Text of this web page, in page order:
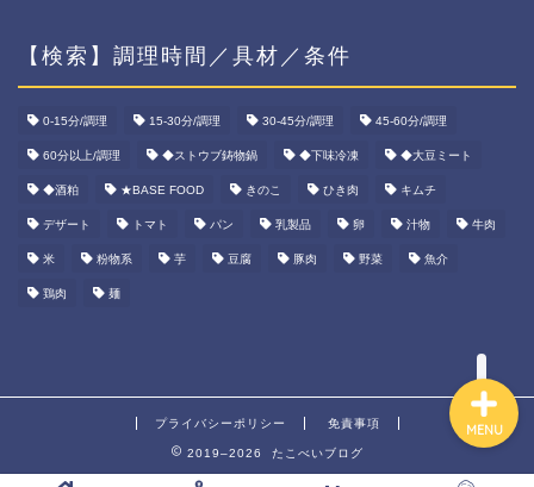
【検索】調理時間／具材／条件
0-15分/調理 15-30分/調理 30-45分/調理 45-60分/調理
60分以上/調理 ◆ストウブ鋳物鍋 ◆下味冷凍 ◆大豆ミート
◆酒粕 ★BASE FOOD きのこ ひき肉 キムチ
デザート トマト パン 乳製品 卵 汁物 牛肉
米 粉物系 芋 豆腐 豚肉 野菜 魚介
鶏肉 麺
プライバシーポリシー 免責事項
2019–2026 たこべいブログ
MENU
ホーム
資産運用
ダイエット